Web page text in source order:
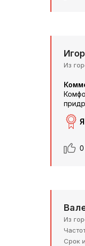
Из
0
Из
Срок